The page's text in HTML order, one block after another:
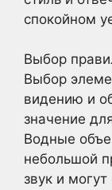
спокойном
Выбор
Выбор
видению и
значение
Водные
небольшой
звук и